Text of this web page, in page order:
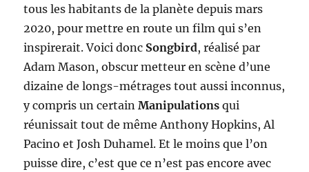
tous les habitants de la planète depuis mars
2020, pour mettre en route un film qui s’en
inspirerait. Voici donc Songbird, réalisé par
Adam Mason, obscur metteur en scène d’une
dizaine de longs-métrages tout aussi inconnus,
y compris un certainManipulations qui
réunissait tout de même Anthony Hopkins, Al
Pacino et Josh Duhamel. Et le moins que l’on
puisse dire, c’est que ce n’est pas encore avec